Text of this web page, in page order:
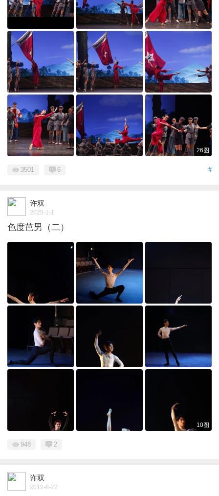
26图
#
3501 6
许双
2025-1-1
色度芭男（二）
10图
948 2
许双
2012-8-22